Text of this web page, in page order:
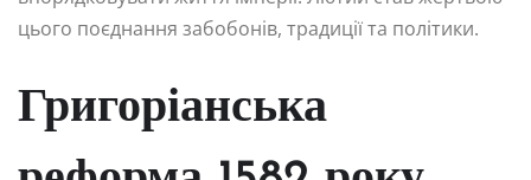
цього поєднання забобонів, традиції та політики.
Григоріанська